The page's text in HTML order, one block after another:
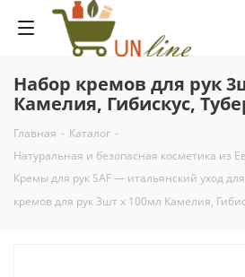
Набор кремов для рук
Камелия, Гибискус,
Главная - Каталог -
Натуральная и безопасная косметика из
Кремы для рук SAF — итальянский уход
кремов для рук 3шт х 100мл Камелия,